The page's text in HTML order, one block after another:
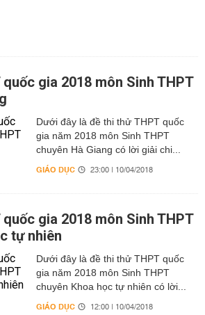
gia 2018 môn Sinh THPT
Dưới đây là đề thi thử THPT quốc
gia năm 2018 môn Sinh THPT
chuyên Hà Giang có lời giải chi...
GIÁO DỤC 23:00 | 10/04/2018
gia 2018 môn Sinh THPT
tự nhiên
Dưới đây là đề thi thử THPT quốc
gia năm 2018 môn Sinh THPT
chuyên Khoa học tự nhiên có lời...
GIÁO DỤC 12:00 | 10/04/2018